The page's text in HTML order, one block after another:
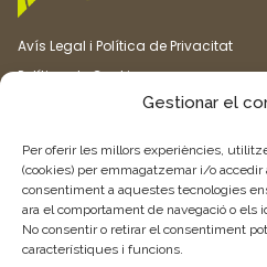
Gestionar el
Per oferir les millors experiències,
(cookies) per emmagatzemar i/o
consentiment a aquestes tecnologies
ara el comportament de navegació o els
No consentir o retirar el consentiment
característiques i funcions.
Avís Legal i Política de Privacitat
Política de Cookies
Vull rebre més